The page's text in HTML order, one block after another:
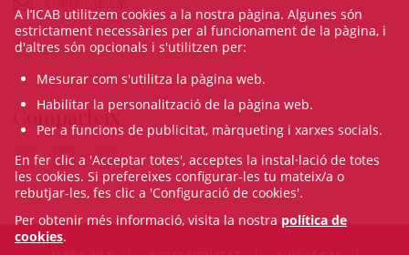
Comparteix
A l’ICAB utilitzem cookies a la nostra pàgina. Algunes són
estrictament necessàries per al funcionament de la pàgina, i
d'altres són opcionals i s'utilitzen per:
Mesurar com s'utilitza la pàgina web.
Habilitar la personalització de la pàgina web.
Per a funcions de publicitat, màrqueting i xarxes socials.
En fer clic a 'Acceptar totes', acceptes la instal·lació de totes
les cookies. Si prefereixes configurar-les tu mateix/a o
rebutjar-les, fes clic a 'Configuració de cookies'.
Per obtenir més informació, visita la nostra política de
cookies.